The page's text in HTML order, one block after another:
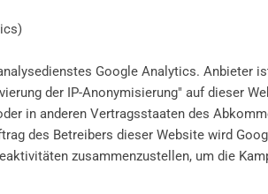
Google Analytics. Anbieter
der IP-Anonymisierung" auf dieser
in anderen Vertragsstaaten des
des Betreibers dieser Website wird
zusammenzustellen, um die